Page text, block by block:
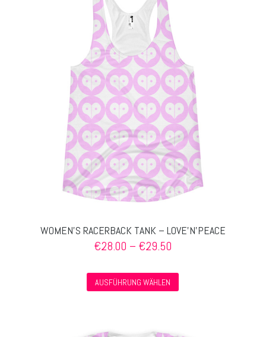
können
auf
der
Produktseite
gewählt
werden
WOMEN’S RACERBACK TANK – LOVE’N’PEACE
€28.00 – €29.50Preisspanne:
bis
AUSFÜHRUNG WÄHLEN
Produkt